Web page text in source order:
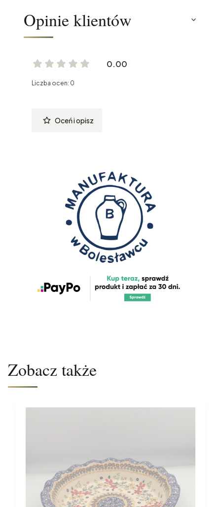
Opinie klientów
0.00
Liczba ocen: 0
Oceń i opisz
Zobacz także